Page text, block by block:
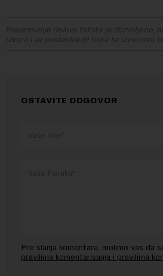
Preuzimanje delova teksta je dozvoljeno,
izvora i uz postavljanje linka ka izvornom
OSTAVITE ODGOVOR
Pre slanja komentara, molimo vas da
pravilima komentarisanja i pravilima